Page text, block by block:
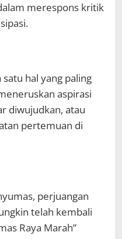
merespons kritik
hal yang paling
aspirasi
diwujudkan, atau
pertemuan di
perjuangan
telah kembali
Raya Marah”